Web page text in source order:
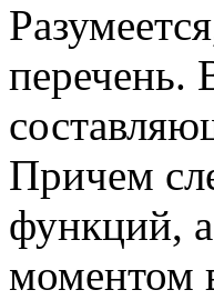
перечень.
Причем
функций,
моментом